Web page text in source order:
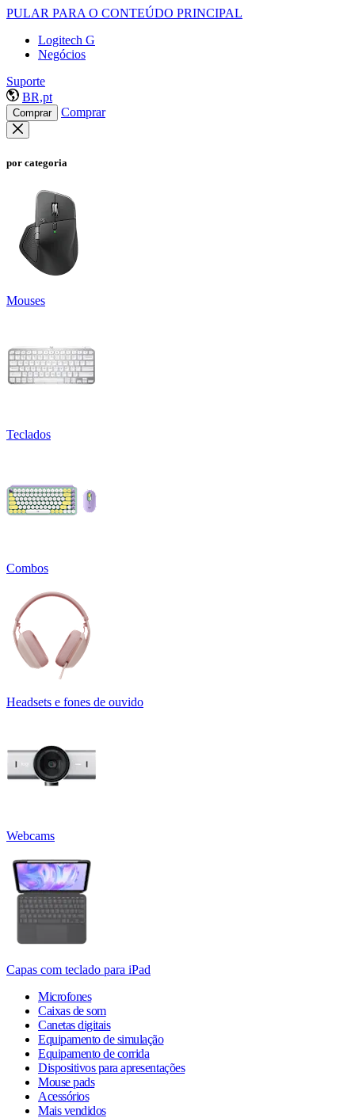
PULAR PARA O CONTEÚDO PRINCIPAL
Logitech G
Negócios
Suporte
BR,pt
Comprar Comprar
por categoria
Mouses
Teclados
Combos
Headsets e fones de ouvido
Webcams
Capas com teclado para iPad
Microfones
Caixas de som
Canetas digitais
Equipamento de simulação
Equipamento de corrida
Dispositivos para apresentações
Mouse pads
Acessórios
Mais vendidos